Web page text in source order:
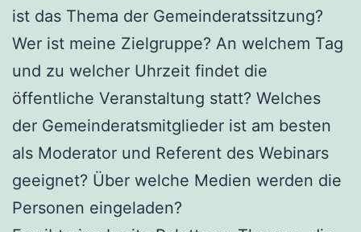
ist das Thema der Gemeinderatssitzung?
Wer ist meine Zielgruppe? An welchem Tag
und zu welcher Uhrzeit findet die
öffentliche Veranstaltung statt? Welches
der Gemeinderatsmitglieder ist am besten
als Moderator und Referent des Webinars
geeignet? Über welche Medien werden die
Personen eingeladen?